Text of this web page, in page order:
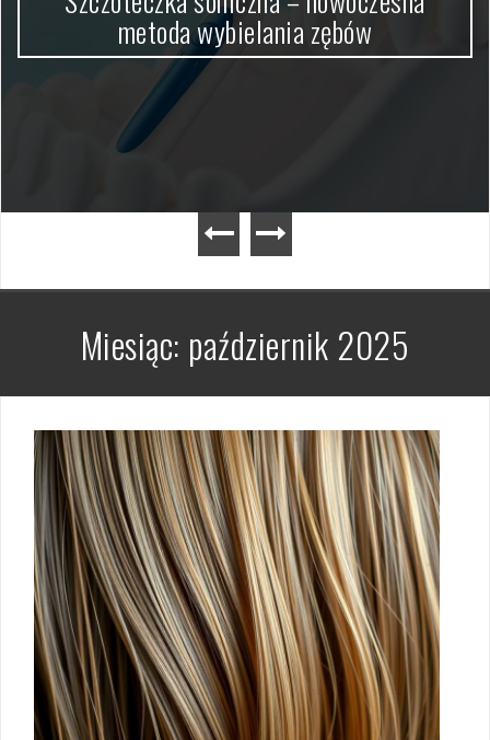
metoda wybielania zębów
Miesiąc: październik 2025